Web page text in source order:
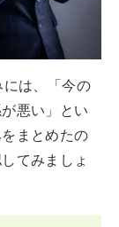
は、「今の
悪い」とい
まとめたの
てみましょ